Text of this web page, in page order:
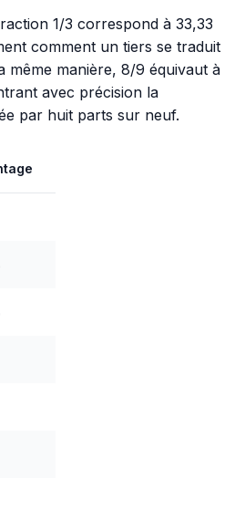
1/3 correspond à 33,33
comment un tiers se traduit
même manière, 8/9 équivaut à
avec précision la
par huit parts sur neuf.